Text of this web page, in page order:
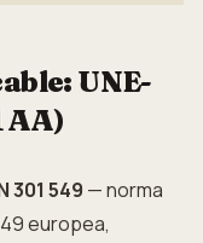
UNE-
AA)
301 549 — norma
europea,